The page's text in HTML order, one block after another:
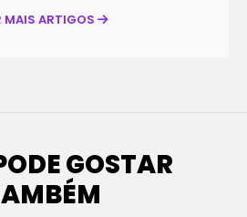
MAIS ARTIGOS
GOSTAR